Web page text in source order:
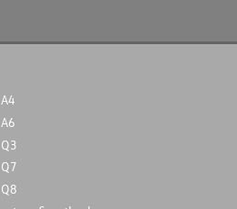
A4
A6
Q3
Q7
Q8